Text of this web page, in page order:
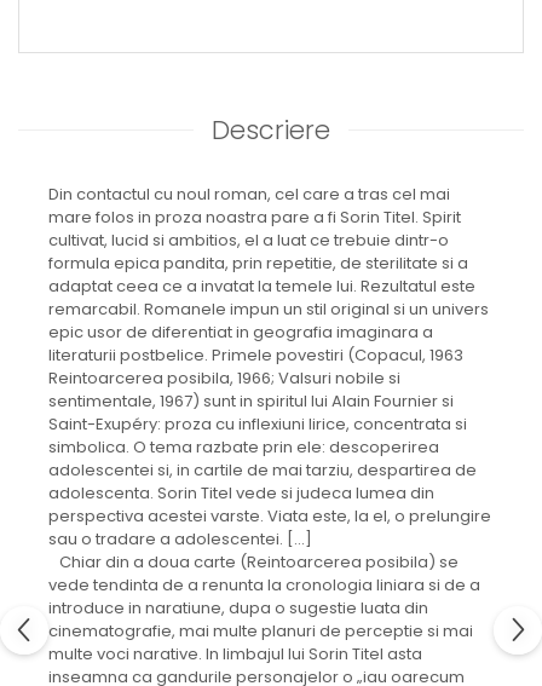
Descriere
Din contactul cu noul roman, cel care a tras cel mai
mare folos in proza noastra pare a fi Sorin Titel. Spirit
cultivat, lucid si ambitios, el a luat ce trebuie dintr-o
formula epica pandita, prin repetitie, de sterilitate si a
adaptat ceea ce a invatat la temele lui. Rezultatul este
remarcabil. Romanele impun un stil original si un univers
epic usor de diferentiat in geografia imaginara a
literaturii postbelice. Primele povestiri (Copacul, 1963
Reintoarcerea posibila, 1966; Valsuri nobile si
sentimentale, 1967) sunt in spiritul lui Alain Fournier si
Saint-Exupéry: proza cu inflexiuni lirice, concentrata si
simbolica. O tema razbate prin ele: descoperirea
adolescentei si, in cartile de mai tarziu, despartirea de
adolescenta. Sorin Titel vede si judeca lumea din
perspectiva acestei varste. Viata este, la el, o prelungire
sau o tradare a adolescentei. [...]
Chiar din a doua carte (Reintoarcerea posibila) se
vede tendinta de a renunta la cronologia liniara si de a
introduce in naratiune, dupa o sugestie luata din
cinematografie, mai multe planuri de perceptie si mai
multe voci narative. In limbajul lui Sorin Titel asta
inseamna ca gandurile personajelor o „iau oarecum